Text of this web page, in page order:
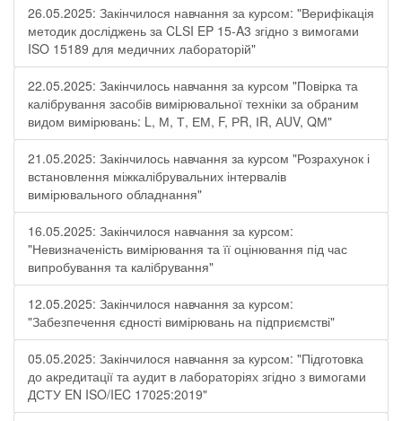
26.05.2025: Закінчилося навчання за курсом: "Верифікація
методик досліджень за CLSI EP 15-A3 згідно з вимогами
ISO 15189 для медичних лабораторій"
22.05.2025: Закінчилось навчання за курсом "Повірка та
калібрування засобів вимірювальної техніки за обраним
видом вимірювань: L, М, Т, ЕМ, F, РR, ІR, АUV, QМ"
21.05.2025: Закінчилось навчання за курсом "Розрахунок і
встановлення міжкалібрувальних інтервалів
вимірювального обладнання"
16.05.2025: Закінчилося навчання за курсом:
"Невизначеність вимірювання та її оцінювання під час
випробування та калібрування"
12.05.2025: Закінчилося навчання за курсом:
"Забезпечення єдності вимірювань на підприємстві"
05.05.2025: Закінчилося навчання за курсом: "Підготовка
до акредитації та аудит в лабораторіях згідно з вимогами
ДСТУ EN ISO/IEC 17025:2019"